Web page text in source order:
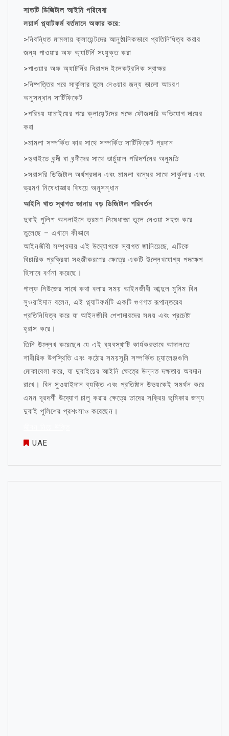
সাতটি ডিজিটাল আইনি পরিষেবা
লয়ার্স প্ল্যাটফর্ম বর্তমানে অফার করে:
>নিবন্ধিত মামলায় ক্লায়েন্টদের আনুষ্ঠানিকভাবে প্রতিনিধিত্ব করার
জন্য পাওয়ার অফ অ্যাটর্নি সংযুক্ত করা
>পাওয়ার অফ অ্যাটর্নির নিরাপদ ইলেকট্রনিক স্বাক্ষর
>নিষ্পত্তির পরে সার্কুলার তুলে নেওয়ার জন্য ভালো আচরণ
অনুসন্ধান সার্টিফিকেট
>পরিচয় যাচাইয়ের পরে ক্লায়েন্টদের পক্ষে ফৌজদারি অভিযোগ দায়ের
করা
>মামলা সম্পর্কিত কার সাথে সম্পর্কিত সার্টিফিকেট প্রদান
>দুবাইতে বন্দী বা বন্দীদের সাথে ভার্চুয়াল পরিদর্শনের অনুমতি
>সরাসরি ডিজিটাল অর্থপ্রদান এবং মামলা বন্ধের সাথে সার্কুলার এবং
ভ্রমণ নিষেধাজ্ঞার বিষয়ে অনুসন্ধান
আইনি খাত স্বাগত জানায় বড় ডিজিটাল পরিবর্তন
দুবাই পুলিশ অনলাইনে ভ্রমণ নিষেধাজ্ঞা তুলে নেওয়া সহজ করে
তুলেছে – এখানে কীভাবে
আইনজীবী সম্প্রদায় এই উদ্যোগকে স্বাগত জানিয়েছে, এটিকে
বিচারিক প্রক্রিয়া সহজীকরণের ক্ষেত্রে একটি উল্লেখযোগ্য পদক্ষেপ
হিসাবে বর্ণনা করেছে।
গাল্ফ নিউজের সাথে কথা বলার সময় আইনজীবী আব্দুল মুনিম বিন
সুওয়াইদান বলেন, এই প্ল্যাটফর্মটি একটি গুণগত রূপান্তরের
প্রতিনিধিত্ব করে যা আইনজীবি পেশাদারদের সময় এবং প্রচেষ্টা
হ্রাস করে।
তিনি উল্লেখ করেছেন যে এই ব্যবস্থাটি কার্যকরভাবে আদালতে
শারীরিক উপস্থিতি এবং কঠোর সময়সূচী সম্পর্কিত চ্যালেঞ্জগুলি
মোকাবেলা করে, যা দুবাইয়ের আইনি ক্ষেত্রে উন্নত দক্ষতায় অবদান
রাখে। বিন সুওয়াইদান ব্যক্তি এবং প্রতিষ্ঠান উভয়কেই সমর্থন করে
এমন দূরদর্শী উদ্যোগ চালু করার ক্ষেত্রে তাদের সক্রিয় ভূমিকার জন্য
দুবাই পুলিশের প্রশংসাও করেছেন।
UAE